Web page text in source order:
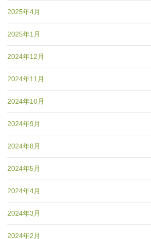
2025年4月
2025年1月
2024年12月
2024年11月
2024年10月
2024年9月
2024年8月
2024年5月
2024年4月
2024年3月
2024年2月